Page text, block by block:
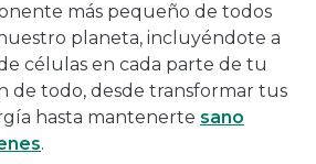
más pequeño de todos
nuestro planeta, incluyéndote a
células en cada parte de tu
de todo, desde transformar tus
hasta mantenerte sano
.